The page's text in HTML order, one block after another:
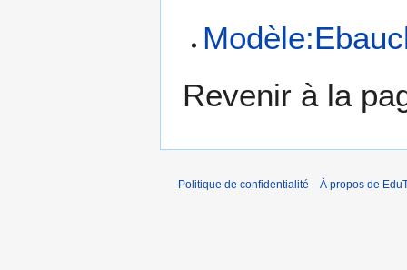
Revenir à la
Politique de confidentialité À propos de